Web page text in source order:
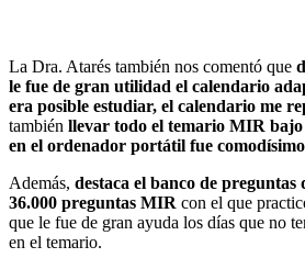
La Dra. Atarés también nos comentó que
le fue de gran utilidad el calendario
era posible estudiar, el calendario me
también llevar todo el temario MIR
en el ordenador portátil fue
Además, destaca el banco de
36.000 preguntas MIR con el que
que le fue de gran ayuda los días que no
en el temario.